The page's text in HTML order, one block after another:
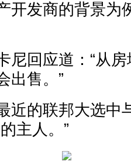
开发商的背景为
尼回应道：“从
出售。”
近的联邦大选中
主人。”